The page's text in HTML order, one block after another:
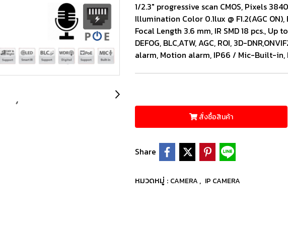
1/2.3" progressive scan CMOS, Pixels
Illumination Color 0.1lux @ F1.2(AGC
Focal Length 3.6 mm, IR SMD 18 pcs., Up
DEFOG, BLC,ATW, AGC, ROI, 3D-
alarm, Motion alarm, IP66 / Mic-Built-in,
สั่งซื้อสินค้า
Share
หมวดหมู่ : CAMERA , IP CAMERA